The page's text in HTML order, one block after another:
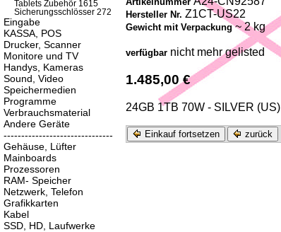
Hersteller Nr. Z1CT-US22
Gewicht mit Verpackung~ 2 kg
verfügbar nicht mehr gelisted
1.485,00 €
24GB 1TB 70W - SILVER (US)
Einkauf fortsetzen zurück
Tablets Zubehör 1615
Sicherungsschlösser 272
Eingabe
KASSA, POS
Drucker, Scanner
Monitore und TV
Handys, Kameras
Sound, Video
Speichermedien
Programme
Verbrauchsmaterial
Andere Geräte
-------------------------------
Gehäuse, Lüfter
Mainboards
Prozessoren
RAM- Speicher
Netzwerk, Telefon
Grafikkarten
Kabel
SSD, HD, Laufwerke